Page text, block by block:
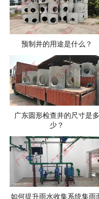
预制井的用途是什么？
广东圆形检查井的尺寸是多
少？
如何提升雨水收集系统集雨